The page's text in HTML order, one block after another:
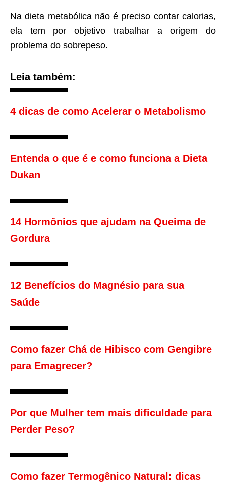
Na dieta metabólica não é preciso contar calorias,
ela tem por objetivo trabalhar a origem do
problema do sobrepeso.
Leia também:
4 dicas de como Acelerar o Metabolismo
Entenda o que é e como funciona a Dieta
Dukan
14 Hormônios que ajudam na Queima de
Gordura
12 Benefícios do Magnésio para sua
Saúde
Como fazer Chá de Hibisco com Gengibre
para Emagrecer?
Por que Mulher tem mais dificuldade para
Perder Peso?
Como fazer Termogênico Natural: dicas